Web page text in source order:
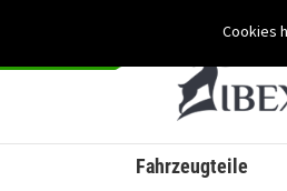
Cookies
Fahrzeugteile